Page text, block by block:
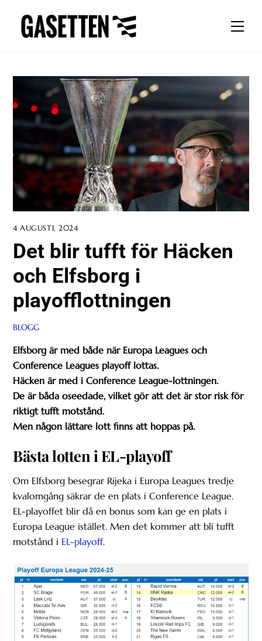
content
4 AUGUSTI, 2024
Det blir tufft för Häcken
och Elfsborg i
playofflottningen
BLOGG
Elfsborg är med både när Europa Leagues och
Conference Leagues playoff lottas.
Häcken är med i Conference League-lottningen.
De är båda oseedade, vilket gör att det är stor risk för
riktigt tufft motstånd.
Men någon lättare lott finns att hoppas på.
Bästa lotten i EL-playoff
Om Elfsborg besegrar Rijeka i Europa Leagues tredje
kvalomgång säkrar de en plats i Conference League.
EL-playoffet blir då en bonus som kan ge en plats i
Europa League istället. Men det kommer att bli tufft
motstånd i EL-playoff.